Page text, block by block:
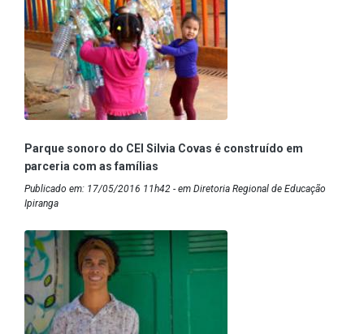
Parque sonoro do CEI Silvia Covas é construído em
parceria com as famílias
Publicado em: 17/05/2016 11h42 - em Diretoria Regional de Educação
Ipiranga